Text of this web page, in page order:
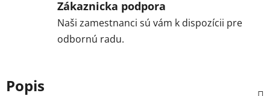
Zákaznicka podpora
Naši zamestnanci sú vám k dispozícii pre
odbornú radu.
Popis